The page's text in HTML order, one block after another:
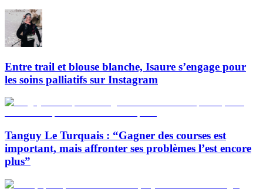
Entre trail et blouse blanche, Isaure s’engage pour
les soins palliatifs sur Instagram
Tanguy Le Turquais : “Gagner des courses est
important, mais affronter ses problèmes l’est encore
plus”